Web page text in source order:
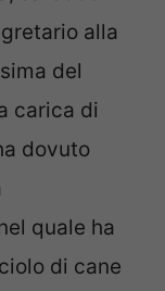
alla
del
carica di
dovuto
quale ha
di cane